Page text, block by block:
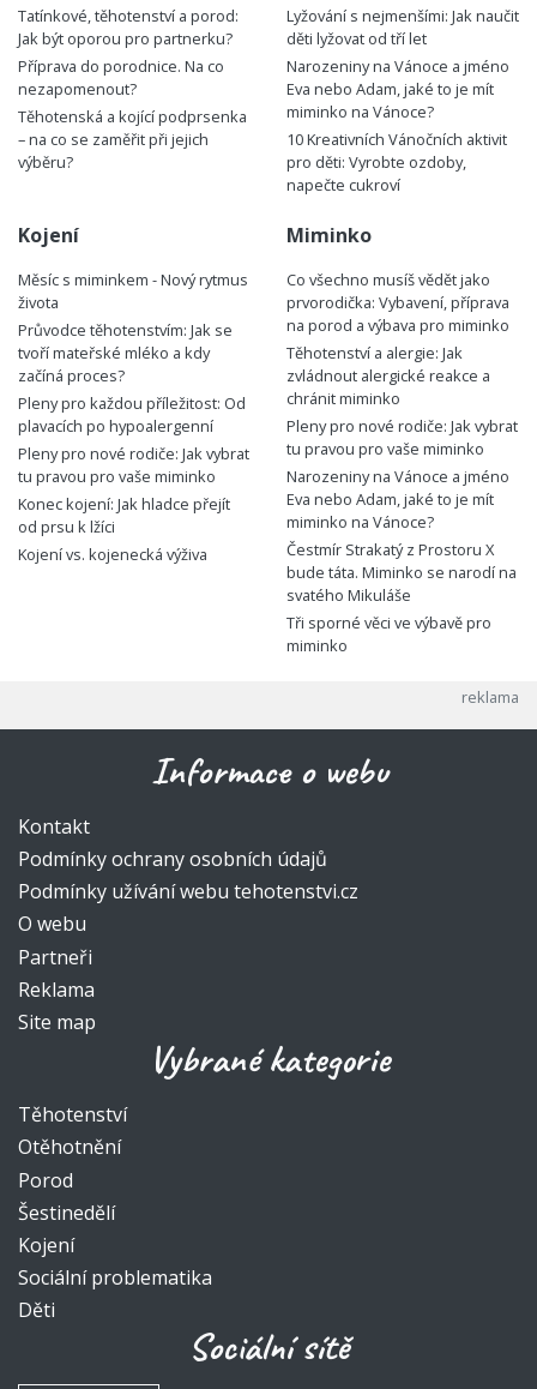
Tatínkové, těhotenství a porod:
Jak být oporou pro partnerku?
Příprava do porodnice. Na co
nezapomenout?
Těhotenská a kojící podprsenka
– na co se zaměřit při jejich
výběru?
Lyžování s nejmenšími: Jak naučit
děti lyžovat od tří let
Narozeniny na Vánoce a jméno
Eva nebo Adam, jaké to je mít
miminko na Vánoce?
10 Kreativních Vánočních aktivit
pro děti: Vyrobte ozdoby,
napečte cukroví
Kojení
Měsíc s miminkem - Nový rytmus
života
Průvodce těhotenstvím: Jak se
tvoří mateřské mléko a kdy
začíná proces?
Pleny pro každou příležitost: Od
plavacích po hypoalergenní
Pleny pro nové rodiče: Jak vybrat
tu pravou pro vaše miminko
Konec kojení: Jak hladce přejít
od prsu k lžíci
Kojení vs. kojenecká výživa
Miminko
Co všechno musíš vědět jako
prvorodička: Vybavení, příprava
na porod a výbava pro miminko
Těhotenství a alergie: Jak
zvládnout alergické reakce a
chránit miminko
Pleny pro nové rodiče: Jak vybrat
tu pravou pro vaše miminko
Narozeniny na Vánoce a jméno
Eva nebo Adam, jaké to je mít
miminko na Vánoce?
Čestmír Strakatý z Prostoru X
bude táta. Miminko se narodí na
svatého Mikuláše
Tři sporné věci ve výbavě pro
miminko
Informace o webu
Kontakt
Podmínky ochrany osobních údajů
Podmínky užívání webu tehotenstvi.cz
O webu
Partneři
Reklama
Site map
Vybrané kategorie
Těhotenství
Otěhotnění
Porod
Šestinedělí
Kojení
Sociální problematika
Děti
Sociální sítě